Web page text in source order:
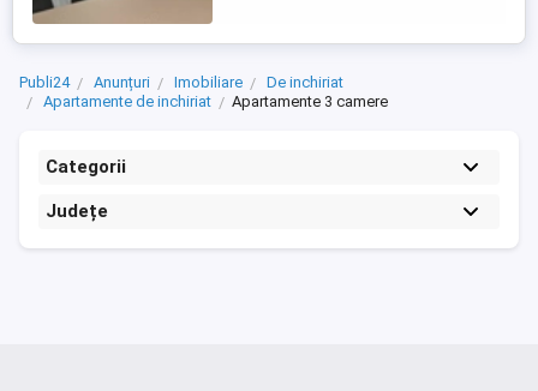
Publi24 Anunțuri Imobiliare
De inchiriat
Apartamente de inchiriat
Apartamente 3 camere
Categorii
Județe